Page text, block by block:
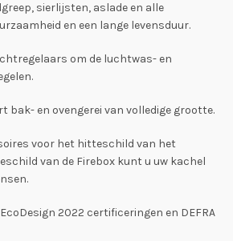
sierlijsten, aslade en alle
en een lange levensduur.
om de luchtwas- en
bak- en ovengerei van volledige grootte.
voor het hitteschild van het
van de Firebox kunt u uw kachel
2022 certificeringen en DEFRA